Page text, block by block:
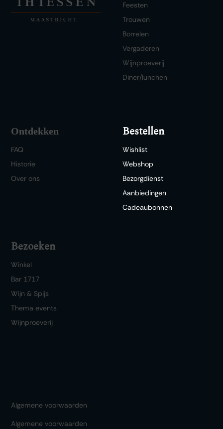
Feesten
Trouwen
Borrelen
Vergaderen
Wijnproeverij
Diner/lunchen
Ontdekken
FAQ
Historie
Over ons
Bestellen
Wishlist
Webshop
Bezorgdienst
Aanbiedingen
Cadeaubonnen
Bezoeken
Winkel
Bar 1717
Wijn & Spijs
Thema events
Wijnproeverij
Algemene voorwaarden
Algemene voorwaarden